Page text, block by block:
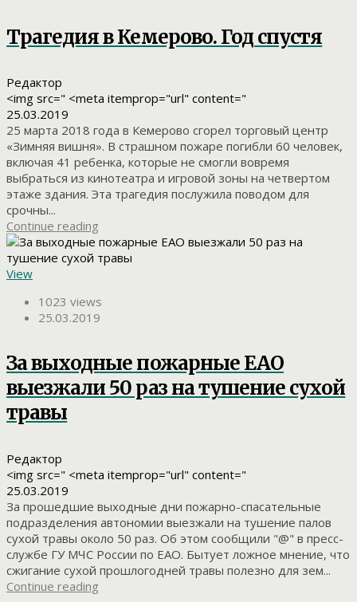
Трагедия в Кемерово. Год спустя
Редактор
<img src=" <meta itemprop="url" content="
25.03.2019
25 марта 2018 года в Кемерово сгорел торговый центр
«Зимняя вишня». В страшном пожаре погибли 60 человек,
включая 41 ребенка, которые не смогли вовремя
выбраться из кинотеатра и игровой зоны на четвертом
этаже здания. Эта трагедия послужила поводом для
срочны...
Continue reading
View
1023 views
25.03.2019
За выходные пожарные ЕАО
выезжали 50 раз на тушение сухой
травы
Редактор
<img src=" <meta itemprop="url" content="
25.03.2019
За прошедшие выходные дни пожарно-спасательные
подразделения автономии выезжали на тушение палов
сухой травы около 50 раз. Об этом сообщили "@" в пресс-
службе ГУ МЧС России по ЕАО. Бытует ложное мнение, что
сжигание сухой прошлогодней травы полезно для зем...
Continue reading